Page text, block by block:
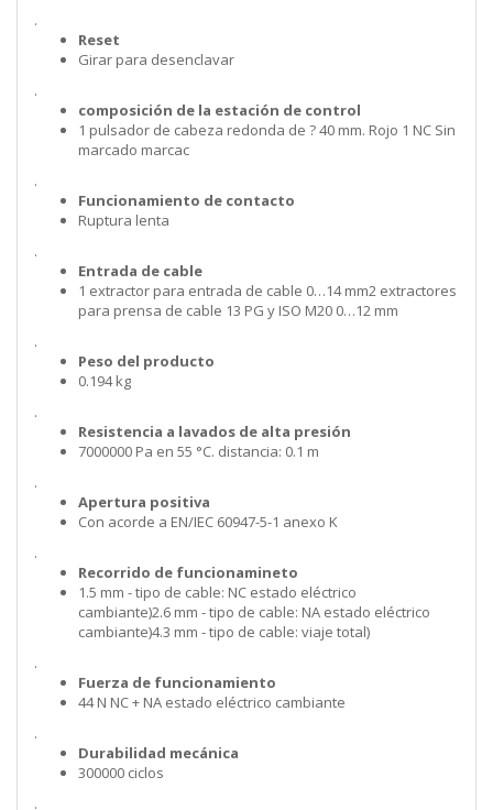
.
Reset
Girar para desenclavar
.
composición de la estación de control
1 pulsador de cabeza redonda de ? 40 mm. Rojo 1 NC Sin
marcado marcac
.
Funcionamiento de contacto
Ruptura lenta
.
Entrada de cable
1 extractor para entrada de cable 0…14 mm2 extractores
para prensa de cable 13 PG y ISO M20 0…12 mm
.
Peso del producto
0.194 kg
.
Resistencia a lavados de alta presión
7000000 Pa en 55 °C. distancia: 0.1 m
.
Apertura positiva
Con acorde a EN/IEC 60947-5-1 anexo K
.
Recorrido de funcionamineto
1.5 mm - tipo de cable: NC estado eléctrico
cambiante)2.6 mm - tipo de cable: NA estado eléctrico
cambiante)4.3 mm - tipo de cable: viaje total)
.
Fuerza de funcionamiento
44 N NC + NA estado eléctrico cambiante
.
Durabilidad mecánica
300000 ciclos
.